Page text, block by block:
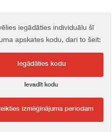
iegādāties individuālu šī
apskates kodu, dari to šeit:
Iegādāties kodu
Ievadīt kodu
izmēģinājuma periodam